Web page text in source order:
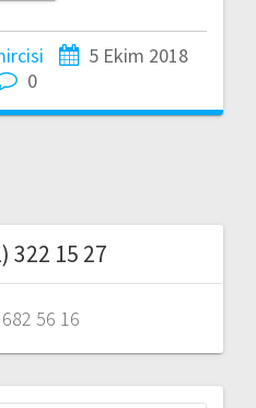
5 Ekim 2018
0
322 15 27
56 16